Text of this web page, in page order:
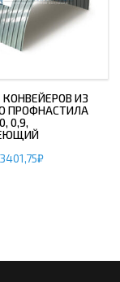
ИЗ
ПРОФНАСТИЛА
0,9,
3401,75₽